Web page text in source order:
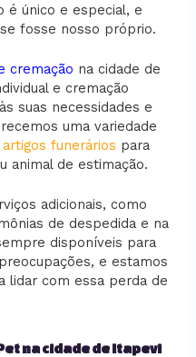
é único e especial, e
fosse nosso próprio.
cremação na cidade de
e cremação
suas necessidades e
uma variedade
artigos funerários para
animal de estimação.
adicionais, como
de despedida e na
disponíveis para
e estamos
lidar com essa perda de
na cidade de Itapevi